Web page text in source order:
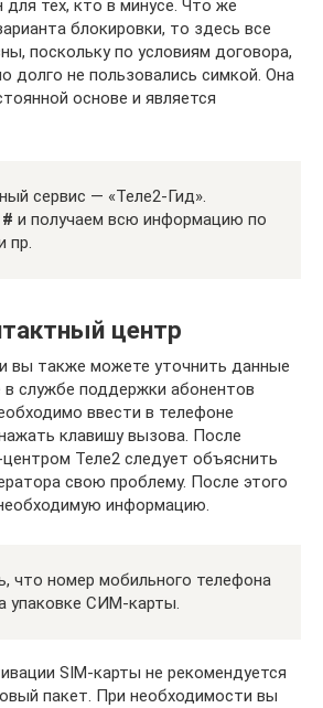
для тех, кто в минусе. Что же
блокировки, то здесь все
поскольку по условиям договора,
долго не пользовались симкой. Она
основе и является
сервис — «Теле2-Гид».
и получаем всю информацию по
пр.
центр
вы также можете уточнить данные
службе поддержки абонентов
ввести в телефоне
клавишу вызова. После
Теле2 следует объяснить
свою проблему. После этого
информацию.
что номер мобильного телефона
упаковке СИМ-карты.
SIM-карты не рекомендуется
пакет. При необходимости вы